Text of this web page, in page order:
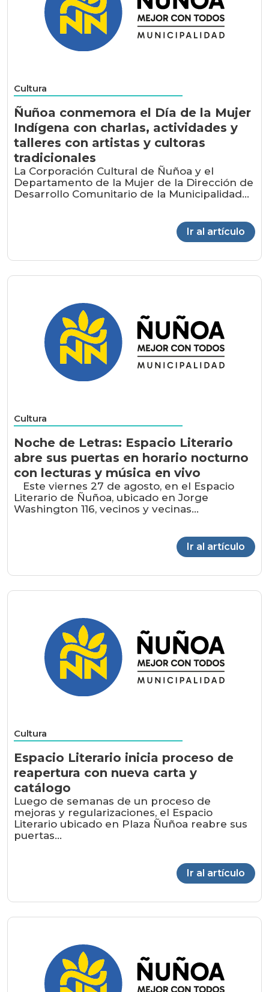
Cultura
Ñuñoa conmemora el Día de la Mujer
Indígena con charlas, actividades y
talleres con artistas y cultoras
tradicionales
La Corporación Cultural de Ñuñoa y el
Departamento de la Mujer de la Dirección de
Desarrollo Comunitario de la Municipalidad...
Ir al artículo
Cultura
Noche de Letras: Espacio Literario
abre sus puertas en horario nocturno
con lecturas y música en vivo
Este viernes 27 de agosto, en el Espacio
Literario de Ñuñoa, ubicado en Jorge
Washington 116, vecinos y vecinas...
Ir al artículo
Cultura
Espacio Literario inicia proceso de
reapertura con nueva carta y
catálogo
Luego de semanas de un proceso de
mejoras y regularizaciones, el Espacio
Literario ubicado en Plaza Ñuñoa reabre sus
puertas...
Ir al artículo